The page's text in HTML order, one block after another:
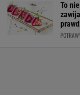
To